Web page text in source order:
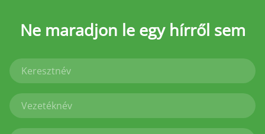
Ne maradjon le egy hírről sem